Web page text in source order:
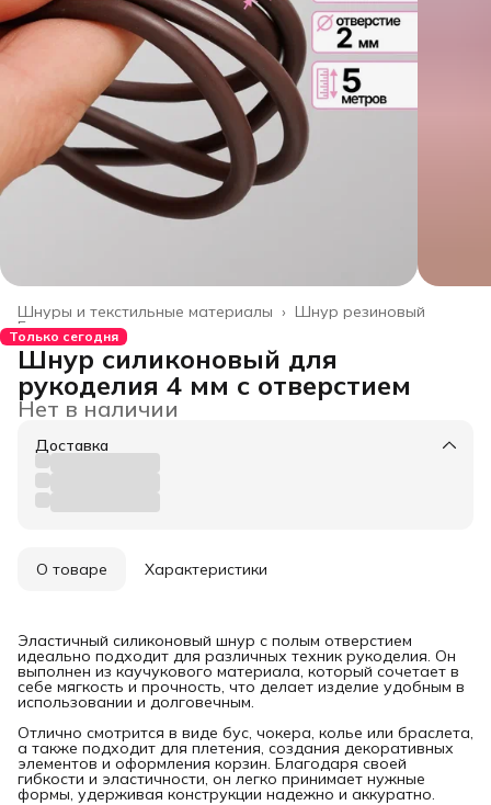
Шнур резиновый
Шнуры и текстильные материалы ›
Главная ›
Только сегодня
Шнур силиконовый для
рукоделия 4 мм с отверстием
Нет в наличии
Доставка
О товаре Характеристики
Эластичный силиконовый шнур с полым отверстием
идеально подходит для различных техник рукоделия. Он
выполнен из каучукового материала, который сочетает в
себе мягкость и прочность, что делает изделие удобным в
использовании и долговечным.
Отлично смотрится в виде бус, чокера, колье или браслета,
а также подходит для плетения, создания декоративных
элементов и оформления корзин. Благодаря своей
гибкости и эластичности, он легко принимает нужные
формы, удерживая конструкции надежно и аккуратно.